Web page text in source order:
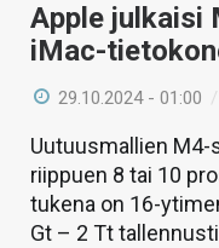
HAKU
Apple julkaisi
iMac-
29.10.2024 - 01:00
Uutuusmallien
riippuen 8 tai 10
tukena on 16-
Gt – 2 Tt